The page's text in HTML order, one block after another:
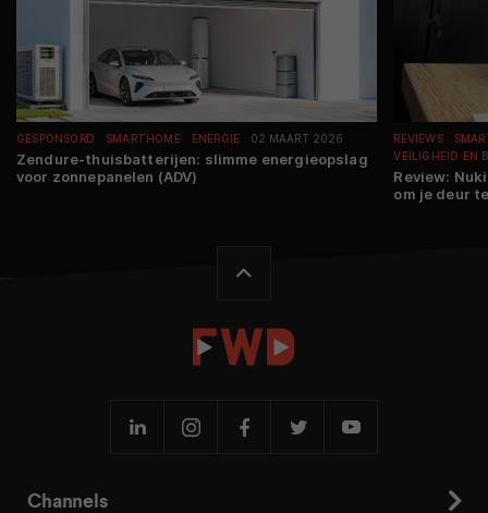
GESPONSORD SMARTHOME ENERGIE 02 MAART 2026
Zendure-thuisbatterijen: slimme energieopslag
voor zonnepanelen (ADV)
REVIEWS
VEILIGHEID EN
Review:
om je deur
Channels